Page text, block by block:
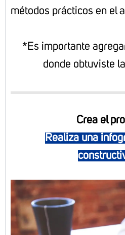
métodos prácticos en el
*Es importante
donde obtuviste
Crea el
Realiza una